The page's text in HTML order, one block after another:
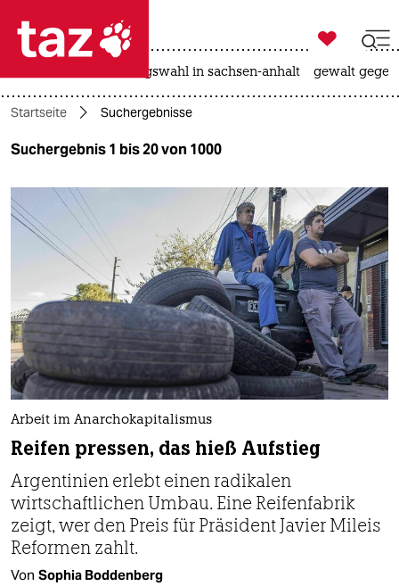
 taz zahl ich
taz zahl ich
themen
politik
öko
gesellschaft
kultur
sport
berlin
nord
wahrheit
verlag
verlag

taz zahl ich
landtagswahl in sachsen-anhalt gewalt
Startseite Suchergebnisse
Suchergebnis 1 bis 20 von 1000
Arbeit im Anarchokapitalismus
Reifen pressen, das hieß Aufstieg
Argentinien erlebt einen radikalen
wirtschaftlichen Umbau. Eine Reifenfabrik
zeigt, wer den Preis für Präsident Javier Mileis
Reformen zahlt.
Von Sophia Boddenberg